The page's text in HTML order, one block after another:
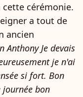
cérémonie.
a tout de
ancien
Anthony Je devais
je n'ai
si fort. Bon
bon